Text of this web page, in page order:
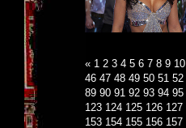
« 1 2 3 4 5 6 7 8 9 10
46 47 48 49 50 51 52
89 90 91 92 93 94 95
123 124 125 126 127
153 154 155 156 157